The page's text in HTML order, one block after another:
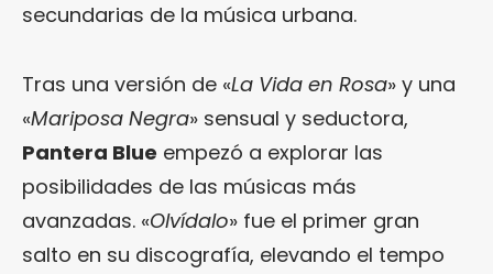
secundarias de la música urbana.
Tras una versión de «La Vida en Rosa» y una
«Mariposa Negra» sensual y seductora,
Pantera Blue empezó a explorar las
posibilidades de las músicas más
avanzadas. «Olvídalo» fue el primer gran
salto en su discografía, elevando el tempo